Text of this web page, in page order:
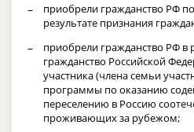
приобрели гражданство РФ
результате признания
приобрели гражданство РФ в
гражданство Российской
участника (члена семьи
программы по оказанию
переселению в Россию
проживающих за рубежом;